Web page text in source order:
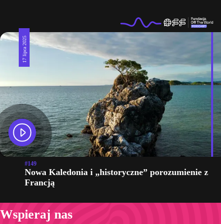
17 lipca 2025
#149
Nowa Kaledonia i „historyczne” porozumienie z
Francją
Wspieraj nas